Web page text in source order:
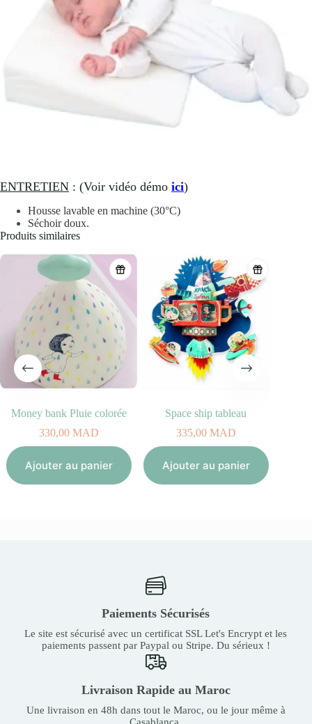
ENTRETIEN : (Voir vidéo démo ici)
Housse lavable en machine (30°C)
Séchoir doux.
Produits similaires
Money bank Pluie colorée
330,00MAD
Ajouter au panier
Space ship tableau
335,00MAD
Ajouter au panier
Paiements Sécurisés
Le site est sécurisé avec un certificat SSL Let's Encrypt et les
paiements passent par Paypal ou Stripe. Du sérieux !
Livraison Rapide au Maroc
Une livraison en 48h dans tout le Maroc, ou le jour même à